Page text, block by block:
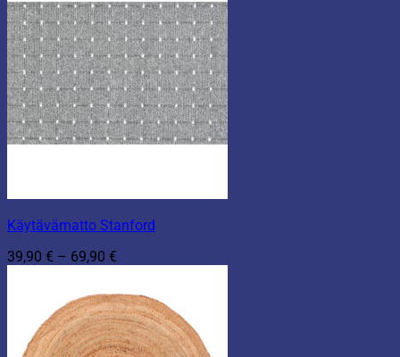
Käytävämatto Stanford
39,90 € – 69,90 €
69,90 €